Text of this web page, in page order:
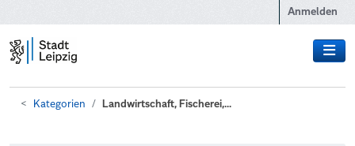
Anmelden
Kategorien Landwirtschaft, Fischerei,...